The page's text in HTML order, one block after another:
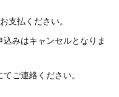
支払ください。
みはキャンセルとなりま
ご連絡ください。